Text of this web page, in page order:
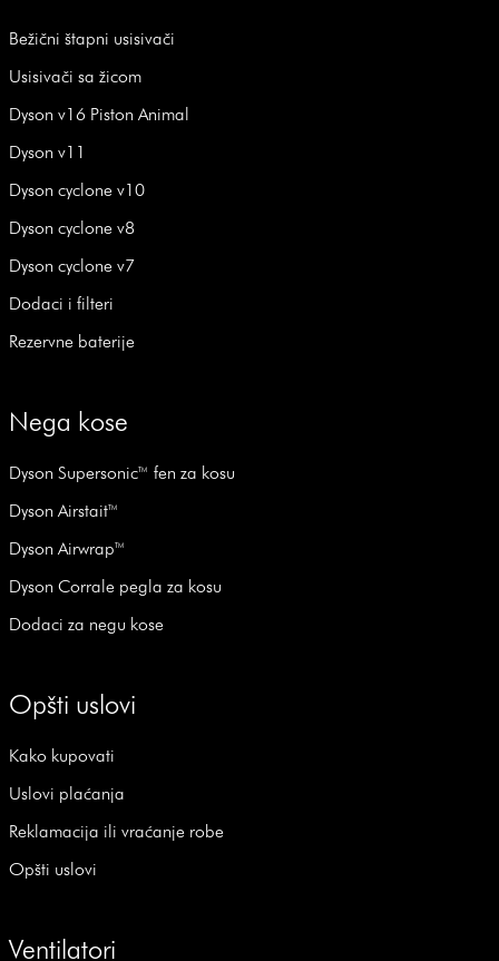
Bežični štapni usisivači
Usisivači sa žicom
Dyson v16 Piston Animal
Dyson v11
Dyson cyclone v10
Dyson cyclone v8
Dyson cyclone v7
Dodaci i filteri
Rezervne baterije
Nega kose
Dyson Supersonic™ fen za kosu
Dyson Airstait™
Dyson Airwrap™
Dyson Corrale pegla za kosu
Dodaci za negu kose
Opšti uslovi
Kako kupovati
Uslovi plaćanja
Reklamacija ili vraćanje robe
Opšti uslovi
Ventilatori